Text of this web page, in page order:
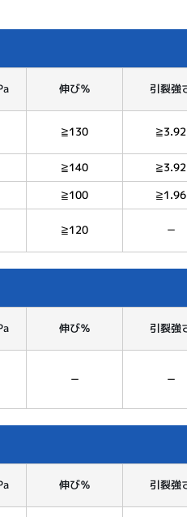
伸び％ 引裂強
≧130 ≧3.92
≧140 ≧3.92
≧100 ≧1.96
≧120 －
伸び％ 引裂強
－ －
伸び％ 引裂強